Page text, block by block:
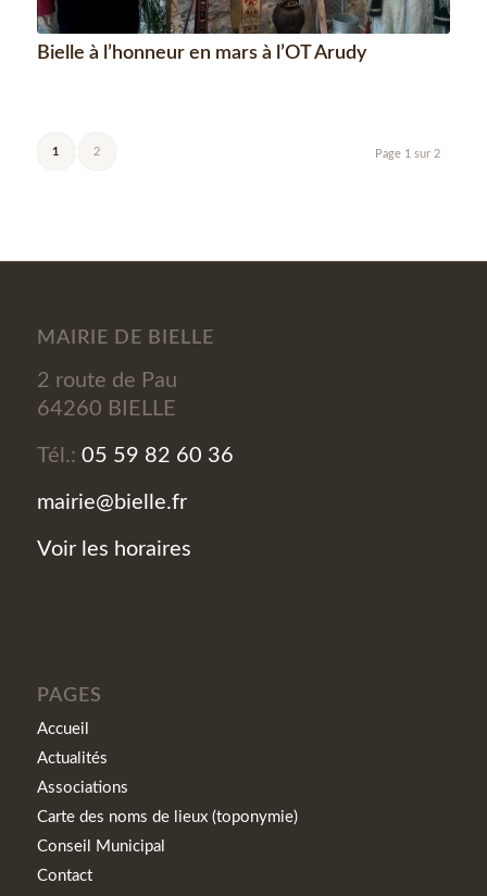
Bielle à l’honneur en mars à l’OT Arudy
Page 1 sur 2
1 2
MAIRIE DE BIELLE
2 route de Pau
64260 BIELLE
Tél.: 05 59 82 60 36
mairie@bielle.fr
Voir les horaires
PAGES
Accueil
Actualités
Associations
Carte des noms de lieux (toponymie)
Conseil Municipal
Contact